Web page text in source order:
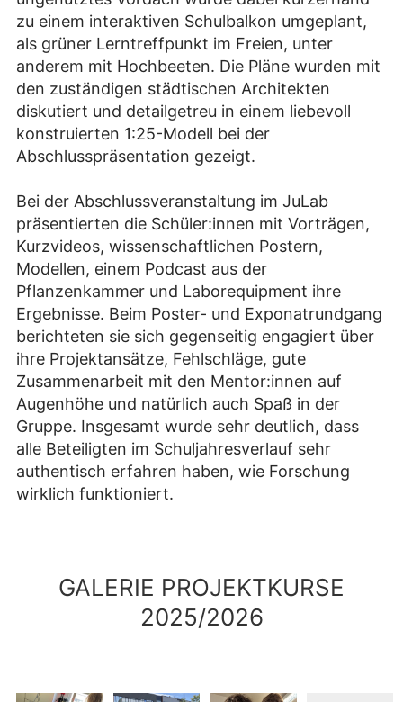
zu einem interaktiven Schulbalkon umgeplant,
als grüner Lerntreffpunkt im Freien, unter
anderem mit Hochbeeten. Die Pläne wurden mit
den zuständigen städtischen Architekten
diskutiert und detailgetreu in einem liebevoll
konstruierten 1:25-Modell bei der
Abschlusspräsentation gezeigt.
Bei der Abschlussveranstaltung im JuLab
präsentierten die Schüler:innen mit Vorträgen,
Kurzvideos, wissenschaftlichen Postern,
Modellen, einem Podcast aus der
Pflanzenkammer und Laborequipment ihre
Ergebnisse. Beim Poster- und Exponatrundgang
berichteten sie sich gegenseitig engagiert über
ihre Projektansätze, Fehlschläge, gute
Zusammenarbeit mit den Mentor:innen auf
Augenhöhe und natürlich auch Spaß in der
Gruppe. Insgesamt wurde sehr deutlich, dass
alle Beteiligten im Schuljahresverlauf sehr
authentisch erfahren haben, wie Forschung
wirklich funktioniert.
GALERIE PROJEKTKURSE
2025/2026